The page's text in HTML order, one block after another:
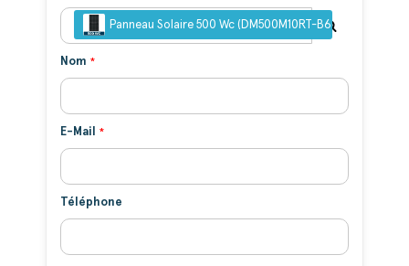
Panneau Solaire 500 Wc (DM500M10RT-B60HBT) -
Nom
E-Mail
Téléphone